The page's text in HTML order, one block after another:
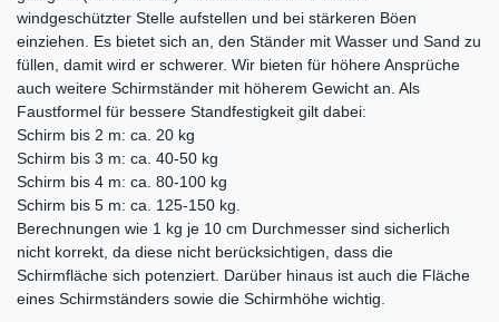
windgeschützter Stelle aufstellen und bei stärkeren Böen
einziehen. Es bietet sich an, den Ständer mit Wasser und Sand zu
füllen, damit wird er schwerer. Wir bieten für höhere Ansprüche
auch weitere Schirmständer mit höherem Gewicht an. Als
Faustformel für bessere Standfestigkeit gilt dabei:
Schirm bis 2 m: ca. 20 kg
Schirm bis 3 m: ca. 40-50 kg
Schirm bis 4 m: ca. 80-100 kg
Schirm bis 5 m: ca. 125-150 kg.
Berechnungen wie 1 kg je 10 cm Durchmesser sind sicherlich
nicht korrekt, da diese nicht berücksichtigen, dass die
Schirmfläche sich potenziert. Darüber hinaus ist auch die Fläche
eines Schirmständers sowie die Schirmhöhe wichtig.